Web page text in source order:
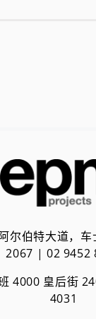
尔伯特大道，车
2067 | 02 9452
4000 皇后街
4031